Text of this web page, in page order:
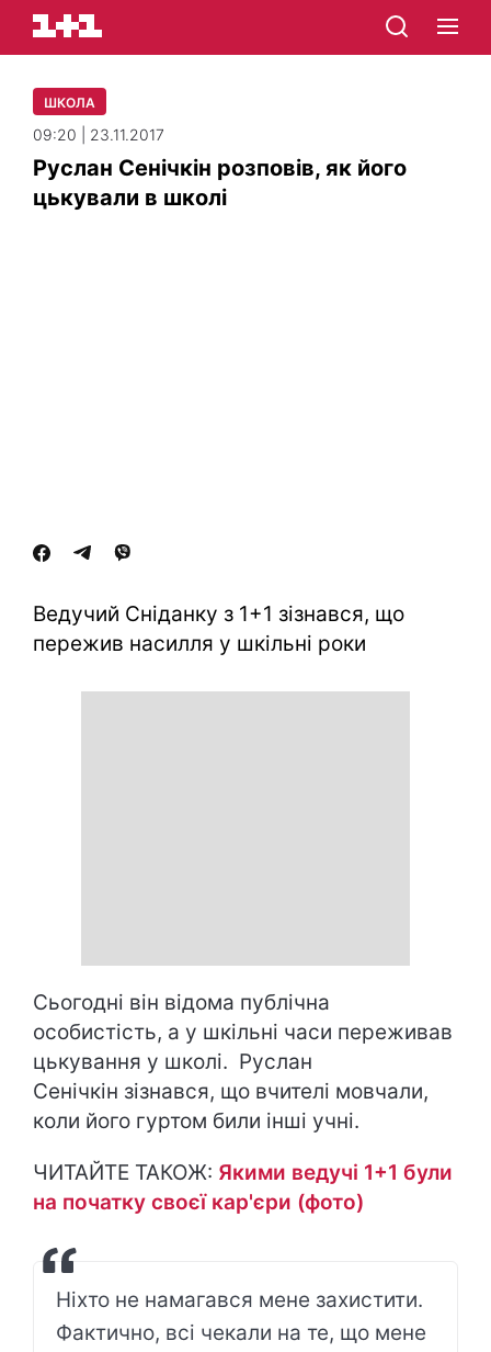
ШКОЛА
09:20 | 23.11.2017
Руслан Сенічкін розповів, як його
цькували в школі
Ведучий Сніданку з 1+1 зізнався, що
пережив насилля у шкільні роки
Сьогодні він відома публічна
особистість, а у шкільні часи переживав
цькування у школі. Руслан
Cенічкін зізнався, що вчителі мовчали,
коли його гуртом били інші учні.
ЧИТАЙТЕ ТАКОЖ: Якими ведучі 1+1 були
на початку своєї кар'єри (фото)
Ніхто не намагався мене захистити.
Фактично, всі чекали на те, що мене